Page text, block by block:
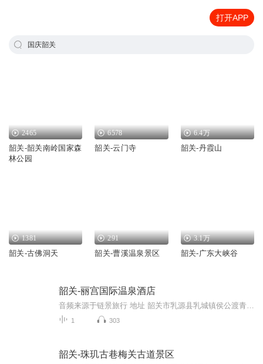
打开APP
国庆韶关
2465
韶关-韶关南岭国家森
林公园
6578
韶关-云门寺
6.4万
韶关-丹霞山
1381
韶关-古佛洞天
291
韶关-曹溪温泉景区
3.1万
韶关-广东大峡谷
韶关-丽宫国际温泉酒店
1 303
韶关-珠玑古巷梅关古道景区